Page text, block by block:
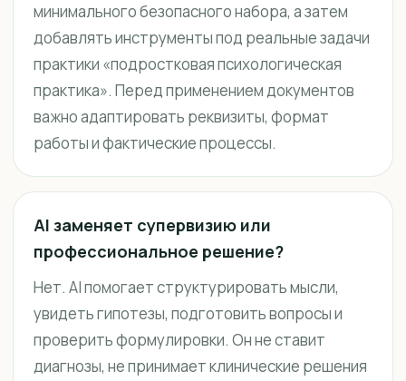
минимального безопасного набора, а затем
добавлять инструменты под реальные задачи
практики «подростковая психологическая
практика». Перед применением документов
важно адаптировать реквизиты, формат
работы и фактические процессы.
AI заменяет супервизию или
профессиональное решение?
Нет. AI помогает структурировать мысли,
увидеть гипотезы, подготовить вопросы и
проверить формулировки. Он не ставит
диагнозы, не принимает клинические решения